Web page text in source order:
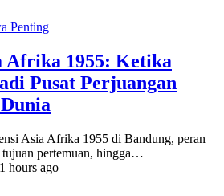
Penting
Afrika 1955: Ketika
Pusat Perjuangan
Asia Afrika 1955 di Bandung, peran
pertemuan, hingga…
hours ago